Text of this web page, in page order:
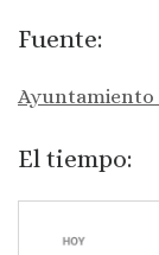
Fuente:
Ayuntamiento
El tiempo: